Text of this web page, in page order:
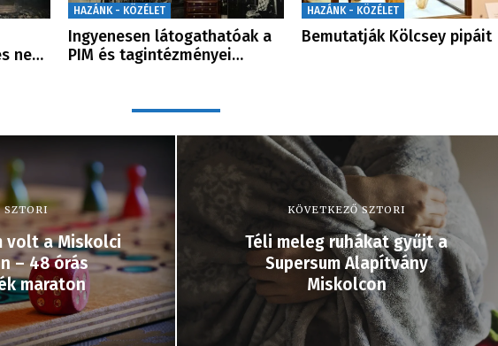
ne…
HAZÁNK - KÖZÉLET
Ingyenesen látogathatóak a
PIM és tagintézményei…
HAZÁNK - KÖZÉLET
Bemutatják Kölcsey pipáit
SZTORI
volt a Miskolci
– 48 órás
maraton
KÖVETKEZŐ SZTORI
Téli meleg ruhákat gyűjt a
Supersum Alapítvány
Miskolcon